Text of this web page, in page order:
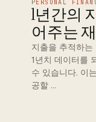
PERSONAL
1년간의
어주는
지출을 추적하
1년치 데이터를
수 있습니다. 이
공할 …